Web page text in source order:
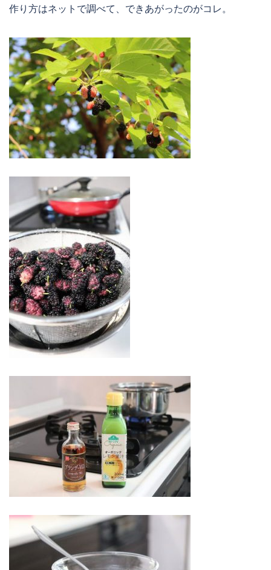
作り方はネットで調べて、できあがったのがコレ。